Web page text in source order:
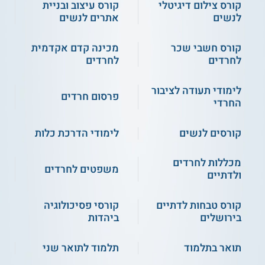
קורס צילום דיגיטלי
לנשים
קורס עיצוב ובניית
אתרים לנשים
קורס חשבי שכר
לחרדים
מכינה קדם אקדמית
לחרדים
לימודי תעודה לציבור
החרדי
פרסום חרדים
קורסים לנשים
לימודי הדרכת כלות
מכללות לחרדים
ולדתיים
משפטים לחרדים
קורס טבחות לדתיים
בירושלים
קורסי פסיכולוגיה
ביהדות
תואר בתלמוד
תלמוד לתואר שני